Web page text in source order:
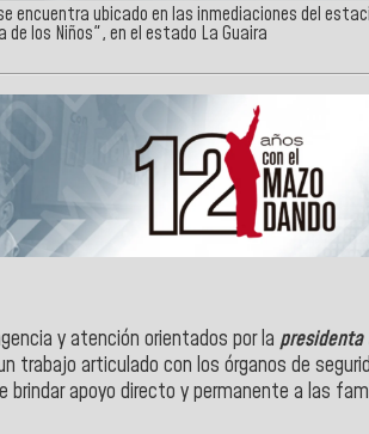
encuentra ubicado en las inmediaciones del
los Niños", en el estado La Guaira
y atención orientados por la
trabajo articulado con los órganos de
brindar apoyo directo y permanente a las